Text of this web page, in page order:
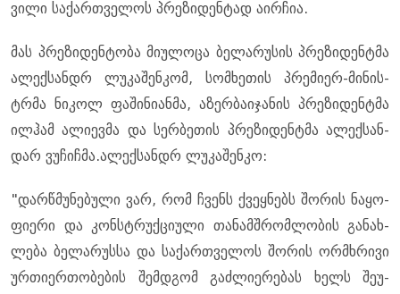
ვი­ლი სა­ქარ­თვე­ლოს პრე­ზი­დენ­ტად აირ­ჩია.
მას პრე­ზი­დენ­ტო­ბა მი­უ­ლო­ცა ბე­ლა­რუ­სის პრე­ზი­დენ­ტმა
ალექ­სან­დრ ლუ­კა­შენ­კომ, სომ­ხე­თის პრე­მი­ერ-მი­ნის­
ტრმა ნი­კოლ ფა­ში­ნი­ან­მა, აზერ­ბა­ი­ჯა­ნის პრე­ზი­დენ­ტმა
ილ­ჰამ ალი­ევ­მა და სერ­ბე­თის პრე­ზი­დენ­ტმა ალექ­სან­
დარ ვუ­ჩიჩ­მა.ალექ­სან­დრ ლუ­კა­შენ­კო:
"დარ­წმუ­ნე­ბუ­ლი ვარ, რომ ჩვენს ქვეყ­ნებს შო­რის ნა­ყო­
ფი­ე­რი და კონ­სტრუქ­ცი­უ­ლი თა­ნამ­შრომ­ლო­ბის გა­ნახ­
ლე­ბა ბე­ლა­რუს­სა და სა­ქარ­თვე­ლოს შო­რის ორ­მხრი­ვი
ურ­თი­ერ­თო­ბე­ბის შემ­დგომ გაძ­ლი­ე­რე­ბას ხელს შე­უ­